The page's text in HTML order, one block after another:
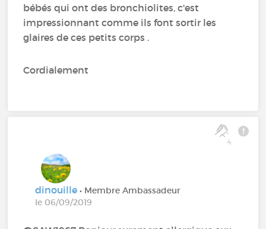
bébés qui ont des bronchiolites, c'est
impressionnant comme ils font sortir les
glaires de ces petits corps .
Cordialement
4
dinouille• Membre Ambassadeur
le 06/09/2019